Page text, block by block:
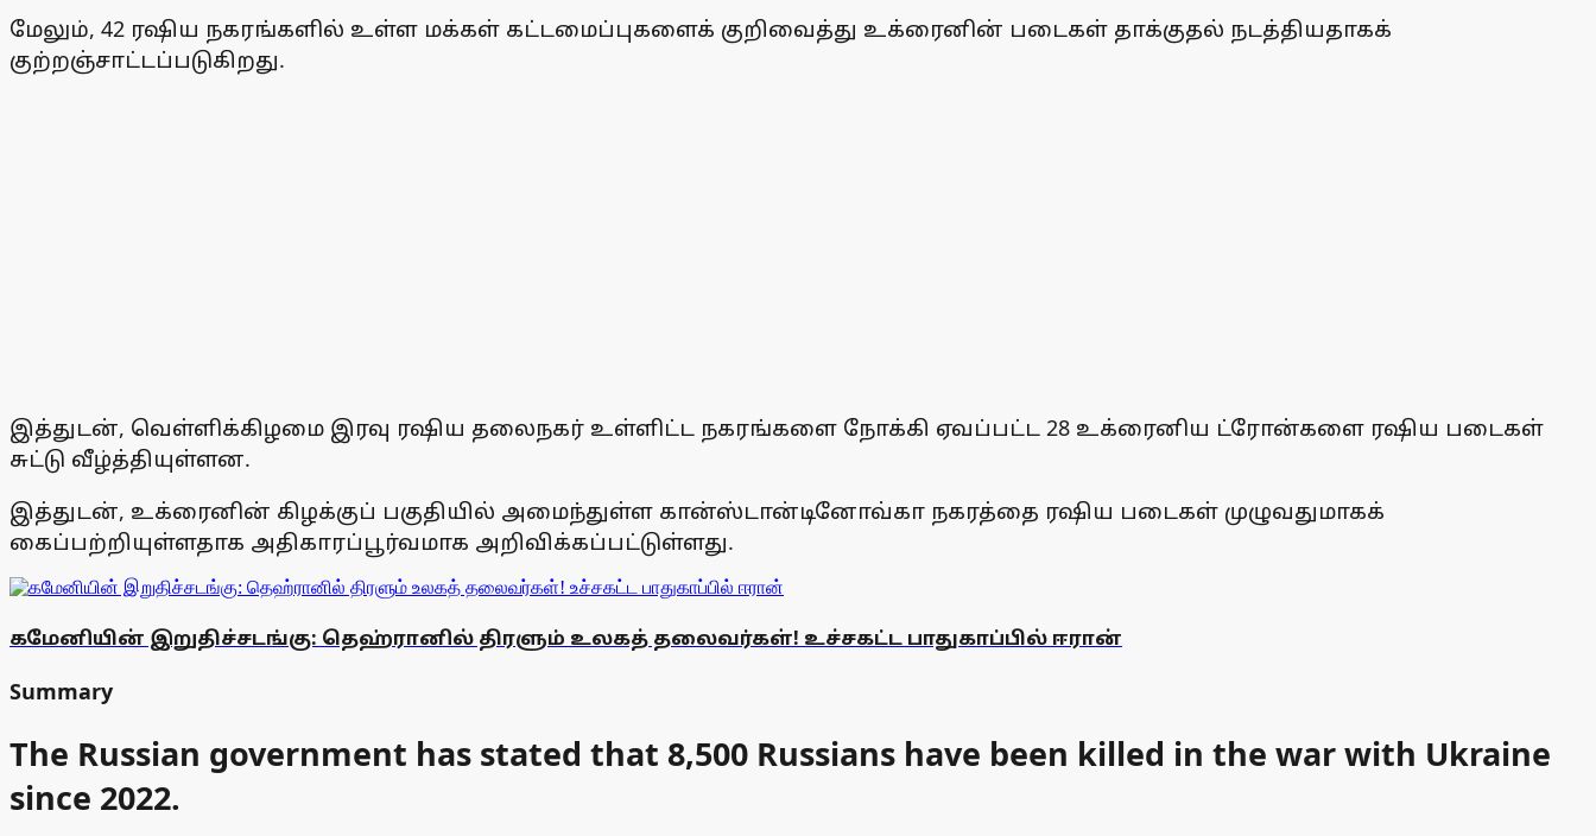
மேலும், 42 ரஷிய நகரங்களில் உள்ள மக்கள் கட்டமைப்புகளைக் குறிவைத்து உக்ரைனின் படைகள் தாக்குதல் நடத்தியதாகக்
குற்றஞ்சாட்டப்படுகிறது.
இத்துடன், வெள்ளிக்கிழமை இரவு ரஷிய தலைநகர் உள்ளிட்ட நகரங்களை நோக்கி ஏவப்பட்ட 28 உக்ரைனிய ட்ரோன்களை ரஷிய படைகள்
சுட்டு வீழ்த்தியுள்ளன.
இத்துடன், உக்ரைனின் கிழக்குப் பகுதியில் அமைந்துள்ள கான்ஸ்டான்டினோவ்கா நகரத்தை ரஷிய படைகள் முழுவதுமாகக்
கைப்பற்றியுள்ளதாக அதிகாரப்பூர்வமாக அறிவிக்கப்பட்டுள்ளது.
கமேனியின் இறுதிச்சடங்கு: தெஹ்ரானில் திரளும் உலகத் தலைவர்கள்! உச்சகட்ட பாதுகாப்பில் ஈரான்
Summary
The Russian government has stated that 8,500 Russians have been killed in the war with Ukraine
since 2022.